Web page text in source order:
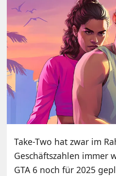
Take-Two hat zwar im
Geschäftszahlen immer
GTA 6 noch für 2025